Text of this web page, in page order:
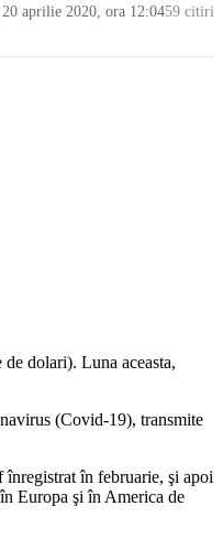
aprilie 2020, ora 12:0459 citiri
dolari). Luna aceasta,
(Covid-19), transmite
în februarie, şi apoi
Europa şi în America de